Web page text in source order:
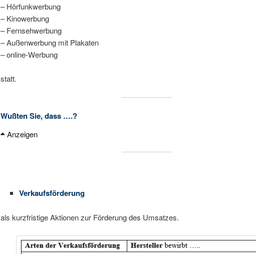
– Hörfunkwerbung
– Kinowerbung
– Fernsehwerbung
– Außenwerbung mit Plakaten
– online-Werbung
statt.
Wußten Sie, dass ….?
sich männliche Jugendliche stärker von Werbung beeinflussen lassen
60 % aller Produkte für Kinder auf ihrer Augenhöhe platziert werden.
über Emotionen Werbebotschaften schneller transportiert werden.
die Glaubwürdigkeit zu steigern.
Suchmaschinen- und Bannerwerbung die größte Bedeutung bei der
haben.
Anzeigen
Verkaufsförderung
als kurzfristige Aktionen zur Förderung des Umsatzes.